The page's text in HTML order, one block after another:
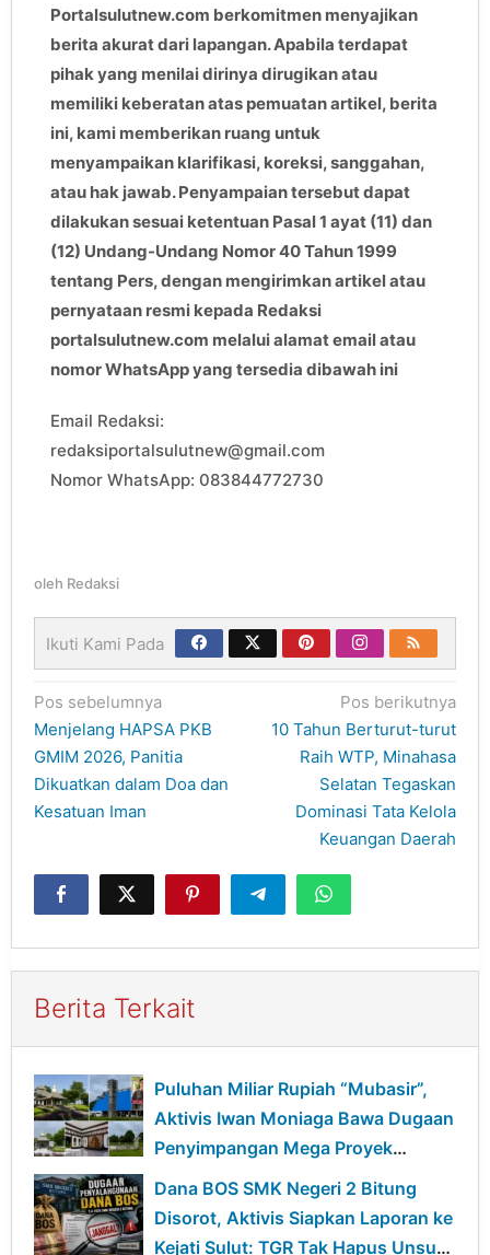
Portalsulutnew.com berkomitmen menyajikan
berita akurat dari lapangan. Apabila terdapat
pihak yang menilai dirinya dirugikan atau
memiliki keberatan atas pemuatan artikel, berita
ini, kami memberikan ruang untuk
menyampaikan klarifikasi, koreksi, sanggahan,
atau hak jawab. Penyampaian tersebut dapat
dilakukan sesuai ketentuan Pasal 1 ayat (11) dan
(12) Undang-Undang Nomor 40 Tahun 1999
tentang Pers, dengan mengirimkan artikel atau
pernyataan resmi kepada Redaksi
portalsulutnew.com melalui alamat email atau
nomor WhatsApp yang tersedia dibawah ini
Email Redaksi:
redaksiportalsulutnew@gmail.com
Nomor WhatsApp: 083844772730
oleh Redaksi
Ikuti Kami Pada
Navigasi
pos
Pos sebelumnya
Menjelang HAPSA PKB
GMIM 2026, Panitia
Dikuatkan dalam Doa dan
Kesatuan Iman
Pos berikutnya
10 Tahun Berturut-turut
Raih WTP, Minahasa
Selatan Tegaskan
Dominasi Tata Kelola
Keuangan Daerah
Berita Terkait
Puluhan Miliar Rupiah “Mubasir”,
Aktivis Iwan Moniaga Bawa Dugaan
Penyimpangan Mega Proyek
Gedung Mentalitas Pancasila
UNIMA ke Kejagung
Dana BOS SMK Negeri 2 Bitung
Disorot, Aktivis Siapkan Laporan ke
Kejati Sulut: TGR Tak Hapus Unsur